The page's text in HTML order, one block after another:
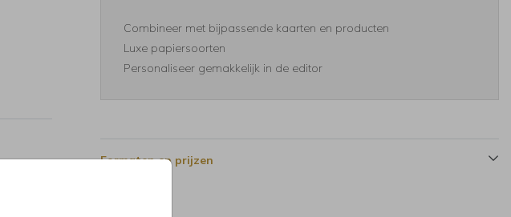
Combineer met bijpassende kaarten en producten
Luxe papiersoorten
Personaliseer gemakkelijk in de editor
Formaten en prijzen